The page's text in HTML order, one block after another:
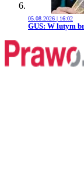
05.08.2026 | 16:02
Przejdź do
GUS: W lutym